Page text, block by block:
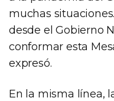
muchas
desde el Gobierno
conformar esta
expresó.
En la misma línea,